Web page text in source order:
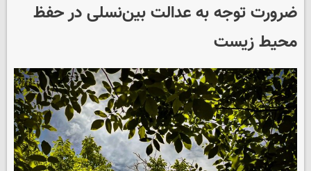
ضرورت توجه به عدالت بین‌نسلی در حفظ
محیط زیست